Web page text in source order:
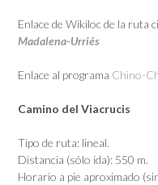
Enlace de Wikiloc de la ruta
Madalena-Urriés
Enlace al programa Chino-
Camino del Viacrucis
Tipo de ruta: lineal.
Distancia (sólo ida): 550 m.
Horario a pie aproximado